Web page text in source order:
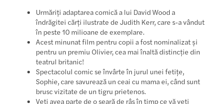
Urmăriți adaptarea comică a lui David Wood a
îndrăgitei cărți ilustrate de Judith Kerr, care s-a vândut
în peste 10 milioane de exemplare.
Acest minunat film pentru copii a fost nominalizat și
pentru un premiu Olivier, cea mai înaltă distincție din
teatrul britanic!
Spectacolul comic se învârte în jurul unei fetițe,
Sophie, care savurează un ceai cu mama ei, când sunt
brusc vizitate de un tigru prietenos.
Veți avea parte de o seară de râs în timp ce vă veți